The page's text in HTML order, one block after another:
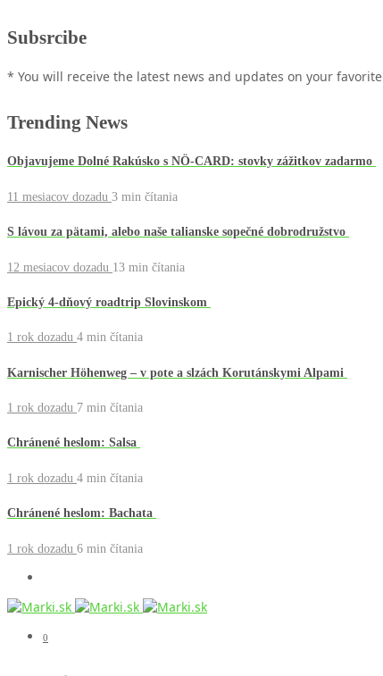
Subsrcibe
* You will receive the latest news and updates on your
Trending News
Objavujeme Dolné Rakúsko s NÖ-CARD: stovky zážitkov zadarmo
11 mesiacov dozadu 3 min čítania
S lávou za pätami, alebo naše talianske sopečné dobrodružstvo
12 mesiacov dozadu 13 min čítania
Epický 4-dňový roadtrip Slovinskom
1 rok dozadu 4 min čítania
Karnischer Höhenweg – v pote a slzách Korutánskymi Alpami
1 rok dozadu 7 min čítania
Chránené heslom: Salsa
1 rok dozadu 4 min čítania
Chránené heslom: Bachata
1 rok dozadu 6 min čítania
0